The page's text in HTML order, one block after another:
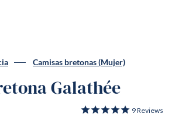
Camisas bretonas (Mujer)
Galathée
9Reviews